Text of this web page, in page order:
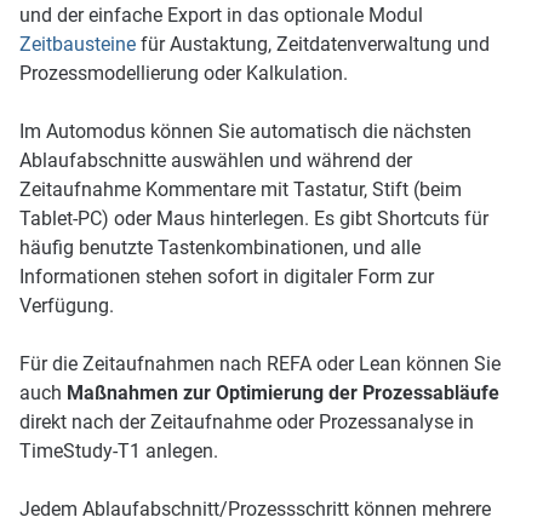
und der einfache Export in das optionale Modul
Zeitbausteinefür Austaktung, Zeitdaten­verwaltung und
Prozessmodellierung oder Kalkulation.
Im Automodus können Sie automatisch die nächsten
Ablaufabschnitte auswählen und während der
Zeitaufnahme Kommentare mit Tastatur, Stift (beim
Tablet-PC) oder Maus hinterlegen. Es gibt Shortcuts für
häufig benutzte Tastenkombina­tionen, und alle
Informationen stehen sofort in digitaler Form zur
Verfügung.
Für die Zeitaufnahmen nach REFA oder Lean können Sie
auch Maßnahmen zur Optimierung der Prozessabläufe
direkt nach der Zeitaufnahme oder Prozessanalyse in
TimeStudy-T1 anlegen.
Jedem Ablaufabschnitt/Prozessschritt können mehrere